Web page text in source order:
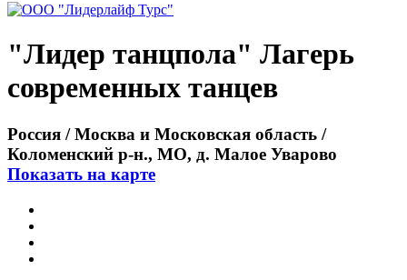
"Лидер танцпола" Лагерь
современных танцев
Россия / Москва и Московская область /
Коломенский р-н., МО, д. Малое Уварово
Показать на карте